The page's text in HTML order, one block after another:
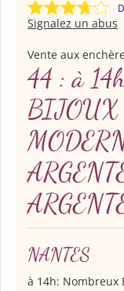
Signalez un abus
Vente aux
44 : à
BIJOUX
NANTES
à 14h: Nombreux